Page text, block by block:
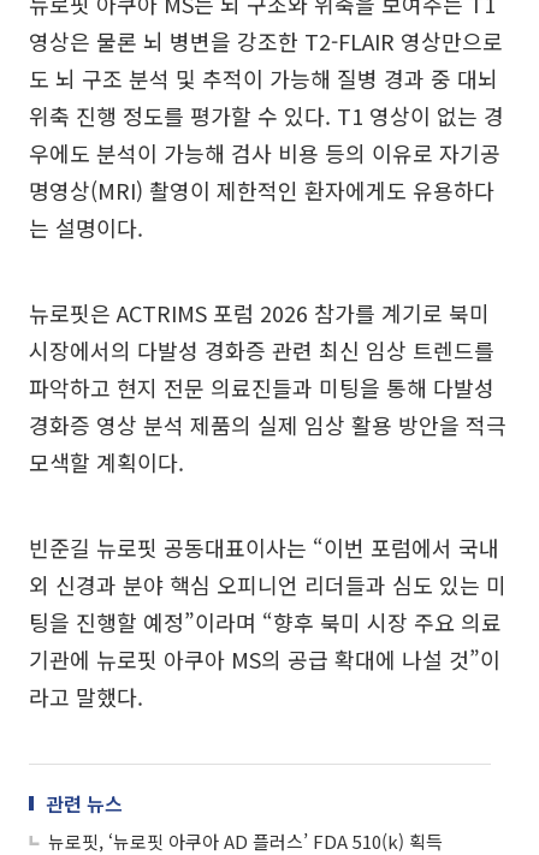
영상은 물론 뇌 병변을 강조한 T2-FLAIR 영상만으로
도 뇌 구조 분석 및 추적이 가능해 질병 경과 중 대뇌
위축 진행 정도를 평가할 수 있다. T1 영상이 없는 경
우에도 분석이 가능해 검사 비용 등의 이유로 자기공
명영상(MRI) 촬영이 제한적인 환자에게도 유용하다
는 설명이다.
뉴로핏은 ACTRIMS 포럼 2026 참가를 계기로 북미
시장에서의 다발성 경화증 관련 최신 임상 트렌드를
파악하고 현지 전문 의료진들과 미팅을 통해 다발성
경화증 영상 분석 제품의 실제 임상 활용 방안을 적극
모색할 계획이다.
빈준길 뉴로핏 공동대표이사는 “이번 포럼에서 국내
외 신경과 분야 핵심 오피니언 리더들과 심도 있는 미
팅을 진행할 예정”이라며 “향후 북미 시장 주요 의료
기관에 뉴로핏 아쿠아 MS의 공급 확대에 나설 것”이
라고 말했다.
관련 뉴스
뉴로핏, ‘뉴로핏 아쿠아 AD 플러스’ FDA 510(k) 획득